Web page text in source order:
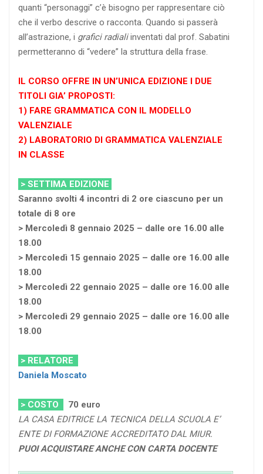
quanti “personaggi” c’è bisogno per rappresentare ciò
che il verbo descrive o racconta. Quando si passerà
all’astrazione, i grafici radialiinventati dal prof. Sabatini
permetteranno di “vedere” la struttura della frase.
IL CORSO OFFRE IN UN’UNICA EDIZIONE I DUE
TITOLI GIA’ PROPOSTI:
1) FARE GRAMMATICA CON IL MODELLO
VALENZIALE
2) LABORATORIO DI GRAMMATICA VALENZIALE
IN CLASSE
> SETTIMA EDIZIONE
Saranno svolti 4 incontri di 2 ore ciascuno per un
totale di 8 ore
> Mercoledì 8 gennaio 2025 – dalle ore 16.00 alle
18.00
> Mercoledì 15 gennaio 2025 – dalle ore 16.00 alle
18.00
> Mercoledì 22 gennaio 2025 – dalle ore 16.00 alle
18.00
> Mercoledì 29 gennaio 2025 – dalle ore 16.00 alle
18.00
> RELATORE
Daniela Moscato
> COSTO 70 euro
LA CASA EDITRICE LA TECNICA DELLA SCUOLA E’
ENTE DI FORMAZIONE ACCREDITATO DAL MIUR.
PUOI ACQUISTARE ANCHE CON CARTA DOCENTE